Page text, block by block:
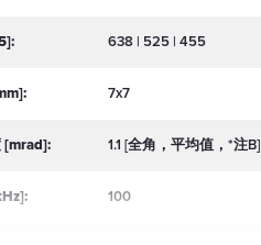
638 | 525 | 455
7x7
[mrad]: 1.1 [全角，平均值，*注B]
100